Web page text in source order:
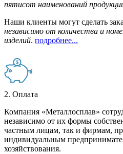
пятисот наименований
Наши клиенты могут сделать
независимо от количества и
изделий. подробнее...
2. Оплата
Компания «Металлосплав»
независимо от их формы
частным лицам, так и фирмам,
индивидуальным
хозяйствования.